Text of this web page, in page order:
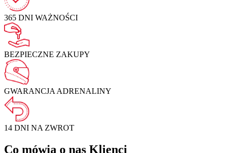
365 DNI WAŻNOŚCI
BEZPIECZNE ZAKUPY
GWARANCJA ADRENALINY
14 DNI NA ZWROT
Co mówią o nas Klienci